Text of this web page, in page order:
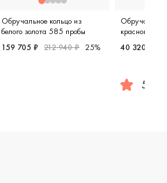
Обручальное кольцо из
белого золота 585 пробы
Женские, белое золото 585
159 705 ₽ 212 940 ₽ 25%
красного и
пробы
40 320 ₽
5.0